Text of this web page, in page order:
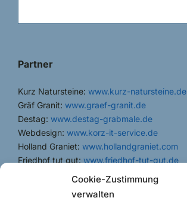
Cookie-Zustimmung
verwalten
Partner
Kurz Natursteine: www.kurz-natursteine.de
Gräf Granit: www.graef-granit.de
Destag: www.destag-grabmale.de
Webdesign: www.korz-it-service.de
Holland Graniet: www.hollandgraniet.com
Friedhof tut gut: www.friedhof-tut-gut.de